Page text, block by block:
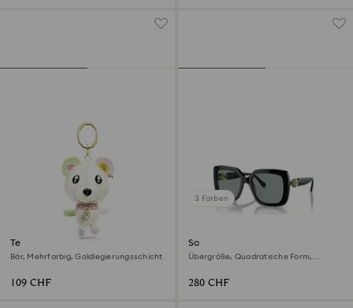
Teddy Handtaschen-Charm
Bär, Mehrfarbig, Goldlegierungsschicht
109 CHF
3 Farben
Sonnenbrille
Übergröße, Quadratische Form,
280 CHF